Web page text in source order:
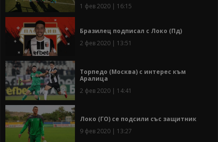
1 фев 2020 | 16:15
Бразилец подписал с Локо (Пд)
2 фев 2020 | 13:51
Торпедо (Москва) с интерес към
Аралица
2 фев 2020 | 14:41
Локо (ГО) се подсили със защитник
9 фев 2020 | 13:27